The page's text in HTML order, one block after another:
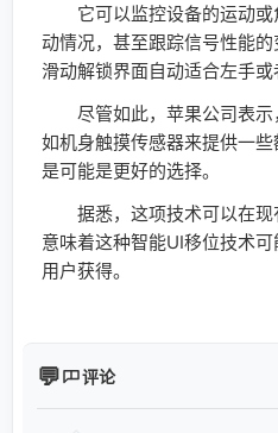
它可以监控设备的运动或
动情况，甚至跟踪信号性能
滑动解锁界面自动适合左手或
尽管如此，苹果公司表示
如机身触摸传感器来提供一
是可能是更好的选择。
据悉，这项技术可以在现
意味着这种智能UI移位技术
用户获得。
评论